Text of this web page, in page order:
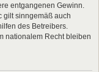
entgangenen Gewinn.
gilt sinngemäß auch
des Betreibers.
nationalem Recht bleiben